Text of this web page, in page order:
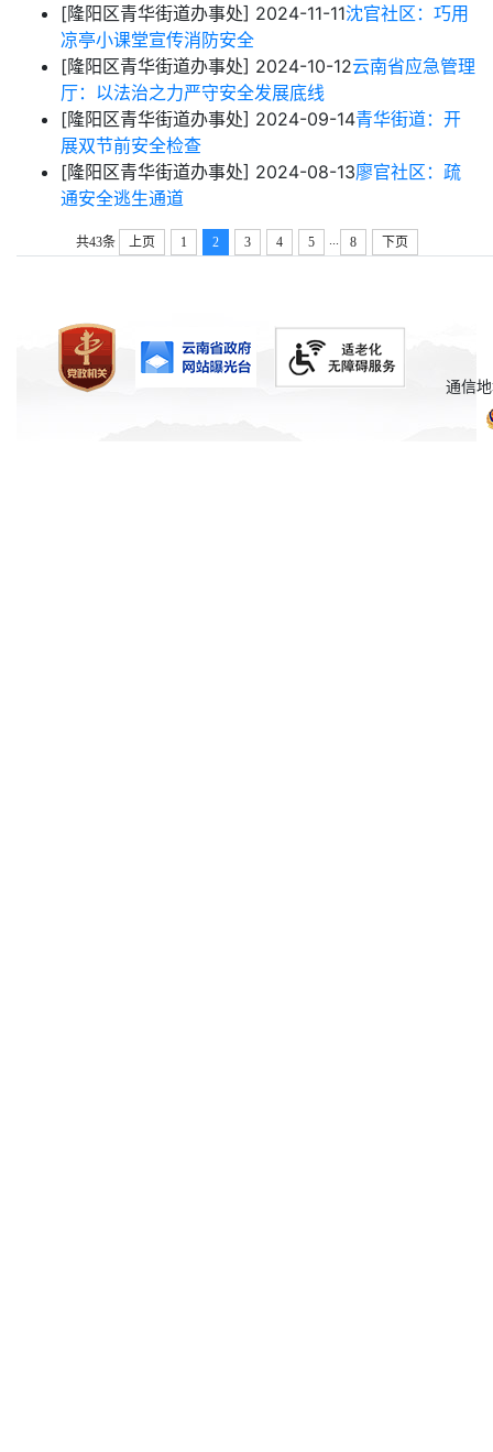
[隆阳区青华街道办事处] 2024-11-11沈官社区：巧用
凉亭小课堂宣传消防安全
[隆阳区青华街道办事处] 2024-10-12云南省应急管理
厅：以法治之力严守安全发展底线
[隆阳区青华街道办事处] 2024-09-14青华街道：开
展双节前安全检查
[隆阳区青华街道办事处] 2024-08-13廖官社区：疏
通安全逃生通道
共43条 上页 1 2 3 4 5 ... 8 下页
通信